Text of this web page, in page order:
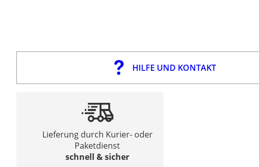
HILFE UND KONTAKT
Lieferung durch Kurier- oder
Paketdienst
schnell & sicher